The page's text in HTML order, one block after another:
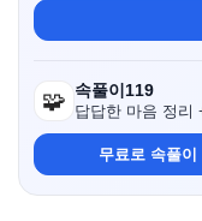
🧩 속풀이119
답답한 마음 정리
무료로 속풀이